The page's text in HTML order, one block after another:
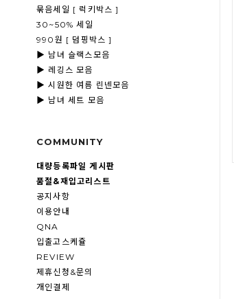
묶음세일 [ 럭키박스 ]
30~50% 세일
990원 [ 덤핑박스 ]
▶ 남녀 슬랙스모음
▶ 레깅스 모음
▶ 시원한 여름 린넨모음
▶ 남녀 세트 모음
COMMUNITY
대량등록파일 게시판
품절&재입고리스트
공지사항
이용안내
QNA
입출고스케쥴
REVIEW
제휴신청&문의
개인결제